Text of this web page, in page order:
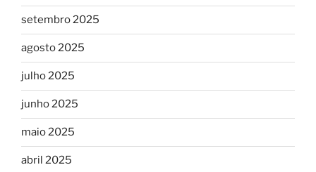
setembro 2025
agosto 2025
julho 2025
junho 2025
maio 2025
abril 2025